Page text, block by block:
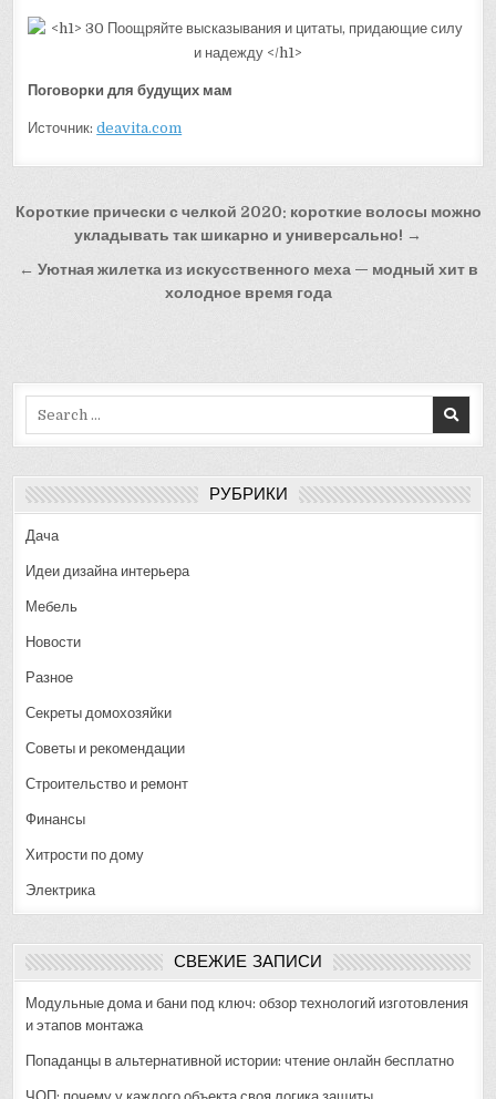
Поговорки для будущих мам
Источник:deavita.com
Навигация
записям
Короткие прически с челкой 2020: короткие волосы можно
укладывать так шикарно и универсально! →
← Уютная жилетка из искусственного меха — модный хит в
холодное время года
РУБРИКИ
Дача
Идеи дизайна интерьера
Мебель
Новости
Разное
Секреты домохозяйки
Советы и рекомендации
Строительство и ремонт
Финансы
Хитрости по дому
Электрика
СВЕЖИЕ ЗАПИСИ
Модульные дома и бани под ключ: обзор технологий изготовления
и этапов монтажа
Попаданцы в альтернативной истории: чтение онлайн бесплатно